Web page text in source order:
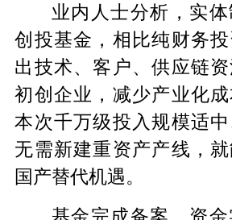
业内人士分析，实
创投基金，相比纯财务
出技术、客户、供应链
初创企业，减少产业化
本次千万级投入规模适中
无需新建重资产产线，
国产替代机遇。